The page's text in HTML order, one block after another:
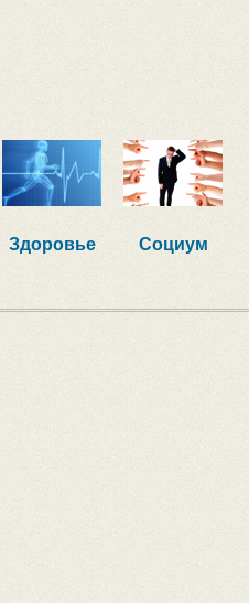
Здоровье Социум